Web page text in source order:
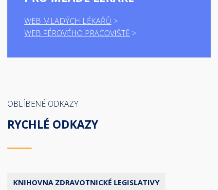
WEB MLADÝCH LÉKAŘŮ
WEB FÉROVÉHO PRACOVIŠTĚ
OBLÍBENÉ ODKAZY
RYCHLÉ ODKAZY
KNIHOVNA ZDRAVOTNICKÉ LEGISLATIVY